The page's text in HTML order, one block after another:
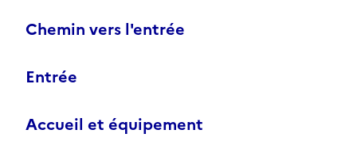
Chemin vers l'entrée
Entrée
Accueil et équipement